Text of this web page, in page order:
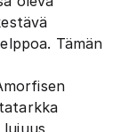
Tämän
lujuus,